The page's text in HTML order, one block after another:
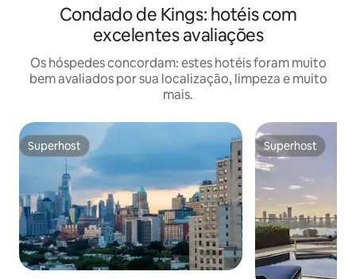
Condado de Kings: hotéis com
excelentes avaliações
Os hóspedes concordam: estes hotéis foram muito
bem avaliados por sua localização, limpeza e muito
mais.
Superhost
Superhost Superhost
Superhost